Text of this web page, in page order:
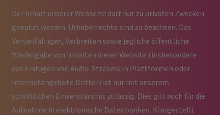
Der Inhalt unserer Webseite darf nur zu privaten Zwecken
genutzt werden. Urheberrechte sind zu beachten. Das
Vervielfältigen, Verbreiten sowie jegliche öffentliche
Wiedergabe von Inhalten dieser Website (insbesondere
das Einfügen von Audio-Streams in Plattformen oder
Internetangebote Dritter) ist nur mit unserem
schriftlichen Einverständnis zulässig. Dies gilt auch für die
Aufnahme in elektronische Datenbanken. Klargestellt